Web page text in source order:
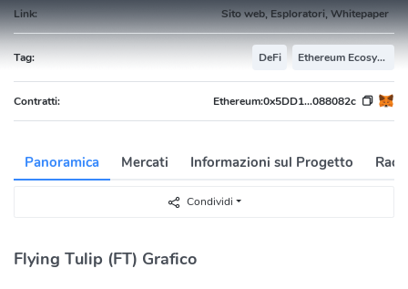
Link: Sito web, Esploratori, Whitepaper
Tag: DeFi Ethereum Ecosystem
Contratti: Ethereum:0x5DD1...088082c
Panoramica Mercati Informazioni sul Progetto
Condividi
Flying Tulip (FT) Grafico